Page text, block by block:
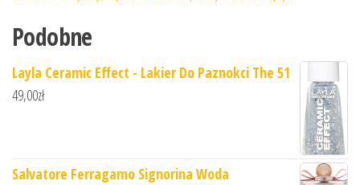
Podobne
Layla Ceramic Effect - Lakier Do Paznokci The 51
49,00zł
Salvatore Ferragamo Signorina Woda